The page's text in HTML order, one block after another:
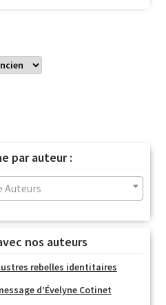
par auteur :
Auteurs
nos auteurs
rebelles identitaires
d’Évelyne Cotinet